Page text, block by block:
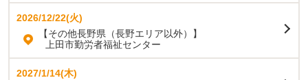
2026/12/22(火)
【その他長野県（長野エリア以外）】
上田市勤労者福祉センター
2027/1/14(木)